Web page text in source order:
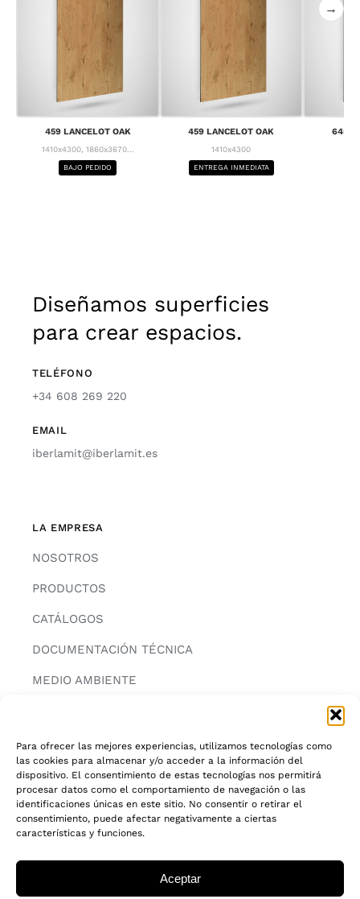
Para ofrecer las mejores experiencias, utilizamos tecnologías como
las cookies para almacenar y/o acceder a la información del
dispositivo. El consentimiento de estas tecnologías nos permitirá
procesar datos como el comportamiento de navegación o las
identificaciones únicas en este sitio. No consentir o retirar el
consentimiento, puede afectar negativamente a ciertas
características y funciones.
Aceptar
459 LANCELOT OAK
1410x4300, 1860x3670...
BAJO PEDIDO
459 LANCELOT OAK
1410x4300
ENTREGA INMEDIATA
645
→
Diseñamos superficies
para crear espacios.
TELÉFONO
+34 608 269 220
EMAIL
iberlamit@iberlamit.es
LA EMPRESA
NOSOTROS
PRODUCTOS
CATÁLOGOS
DOCUMENTACIÓN TÉCNICA
MEDIO AMBIENTE
INFORMACIÓN
AVISO LEGAL
POLITICA DE PRIVACIDAD